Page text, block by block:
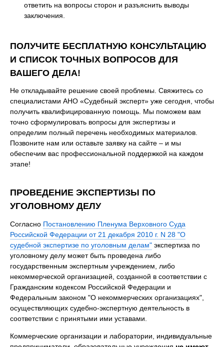
ответить на вопросы сторон и разъяснить выводы
заключения.
ПОЛУЧИТЕ БЕСПЛАТНУЮ КОНСУЛЬТАЦИЮ
И СПИСОК ТОЧНЫХ ВОПРОСОВ ДЛЯ
ВАШЕГО ДЕЛА!
Не откладывайте решение своей проблемы. Свяжитесь со
специалистами АНО «Судебный эксперт» уже сегодня, чтобы
получить квалифицированную помощь. Мы поможем вам
точно сформулировать вопросы для экспертизы и
определим полный перечень необходимых материалов.
Позвоните нам или оставьте заявку на сайте – и мы
обеспечим вас профессиональной поддержкой на каждом
этапе!
ПРОВЕДЕНИЕ ЭКСПЕРТИЗЫ ПО
УГОЛОВНОМУ ДЕЛУ
Согласно Постановлению Пленума Верховного Суда
Российской Федерации от 21 декабря 2010 г. N 28 "О
судебной экспертизе по уголовным делам" экспертиза по
уголовному делу может быть проведена либо
государственным экспертным учреждением, либо
некоммерческой организацией, созданной в соответствии с
Гражданским кодексом Российской Федерации и
Федеральным законом "О некоммерческих организациях",
осуществляющих судебно-экспертную деятельность в
соответствии с принятыми ими уставами.
Коммерческие организации и лаборатории, индивидуальные